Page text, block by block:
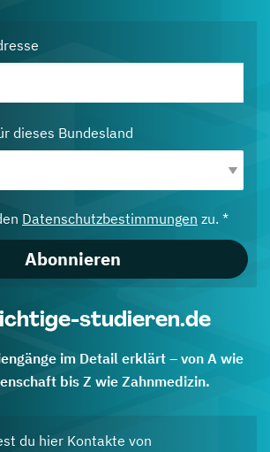
dieses Bundesland
Datenschutzbestimmungen zu. *
Abonnieren
studieren.de
im Detail erklärt – von A wie
bis Z wie Zahnmedizin.
du hier Kontakte von